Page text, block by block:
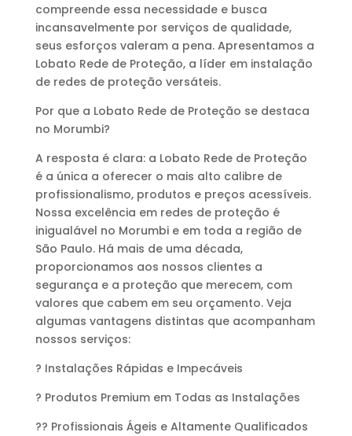
compreende essa necessidade e busca
incansavelmente por serviços de qualidade,
seus esforços valeram a pena. Apresentamos a
Lobato Rede de Proteção, a líder em instalação
de redes de proteção versáteis.
Por que a Lobato Rede de Proteção se destaca
no Morumbi?
A resposta é clara: a Lobato Rede de Proteção
é a única a oferecer o mais alto calibre de
profissionalismo, produtos e preços acessíveis.
Nossa excelência em redes de proteção é
inigualável no Morumbi e em toda a região de
São Paulo. Há mais de uma década,
proporcionamos aos nossos clientes a
segurança e a proteção que merecem, com
valores que cabem em seu orçamento. Veja
algumas vantagens distintas que acompanham
nossos serviços:
? Instalações Rápidas e Impecáveis
? Produtos Premium em Todas as Instalações
?‍? Profissionais Ágeis e Altamente Qualificados